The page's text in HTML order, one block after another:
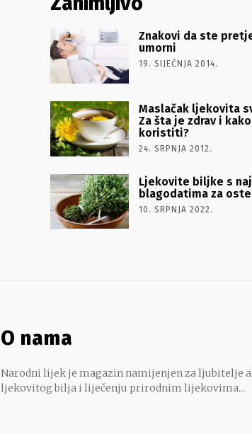
Znakovi da ste
umorni
19. SIJEČNJA 2014.
Maslačak ljekovita
Za šta je zdrav i
koristiti?
24. SRPNJA 2012.
Ljekovite biljke s
blagodatima za
10. SRPNJA 2022.
O nama
Narodni lijek je magazin namijenjen za ljubitelje
ljekovitog bilja i liječenju prirodnim lijekovima...